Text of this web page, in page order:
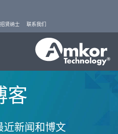
招贤纳士 联系我们
客
新闻和博文